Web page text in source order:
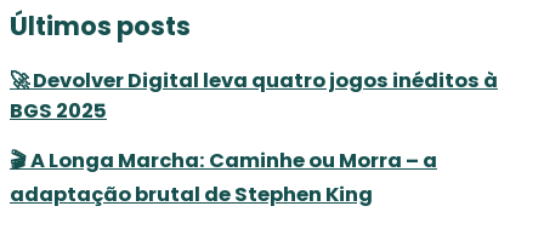
Últimos posts
🚀 Devolver Digital leva quatro jogos inéditos à
BGS 2025
🎬 A Longa Marcha: Caminhe ou Morra – a
adaptação brutal de Stephen King